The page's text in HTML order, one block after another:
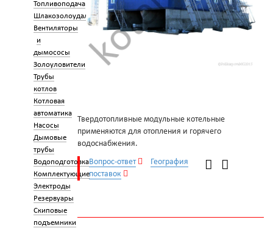
Топливоподача
Шлакозолоудаление
Вентиляторы
и
дымососы
Золоуловители
Трубы
котлов
Котловая
автоматика
Насосы
Дымовые
трубы
Водоподготовка
Комплектующие
Электроды
Резервуары
Скиповые
подъемники
Твердотопливные модульные котельные
применяются для отопления и горячего
водоснабжения.
Вопрос-ответ
География
поставок